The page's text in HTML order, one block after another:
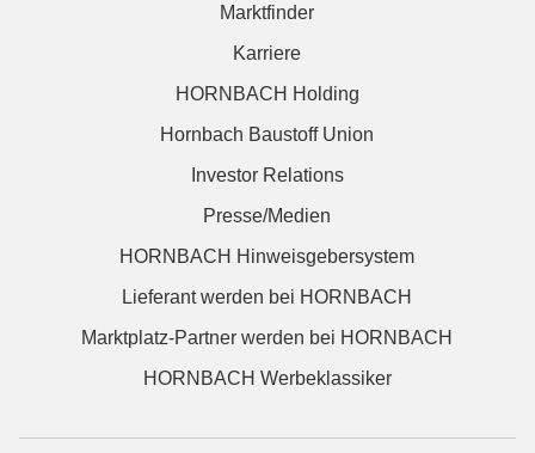
Marktfinder
Karriere
HORNBACH Holding
Hornbach Baustoff Union
Investor Relations
Presse/Medien
HORNBACH Hinweisgebersystem
Lieferant werden bei HORNBACH
Marktplatz-Partner werden bei HORNBACH
HORNBACH Werbeklassiker